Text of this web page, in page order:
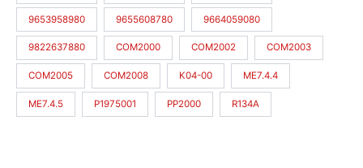
9653958980 9655608780 9664059080
9822637880 COM2000 COM2002 COM2003
COM2005 COM2008 K04-00 ME7.4.4
ME7.4.5 P1975001 PP2000 R134A